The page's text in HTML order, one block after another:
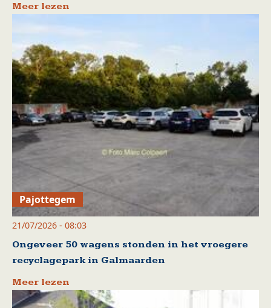
Meer lezen
Pajottegem
21/07/2026 - 08:03
Ongeveer 50 wagens stonden in het vroegere
recyclagepark in Galmaarden
Meer lezen